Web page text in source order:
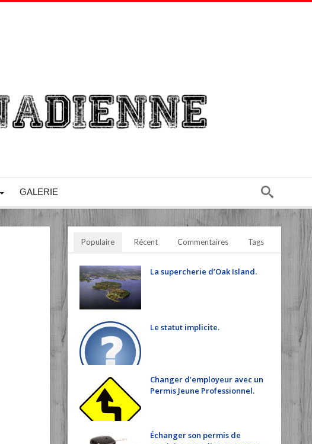
GALERIE
Populaire Récent Commentaires Tags
La supercherie d’Oak Island.
Le statut implicite.
Changer d’employeur avec un
Permis Jeune Professionnel.
Échanger son permis de